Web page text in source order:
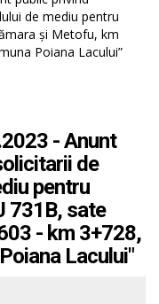
de mediu pentru
și Metofu, km
Poiana Lacului”
- Anunt
de
pentru
731B, sate
- km 3+728,
Lacului"